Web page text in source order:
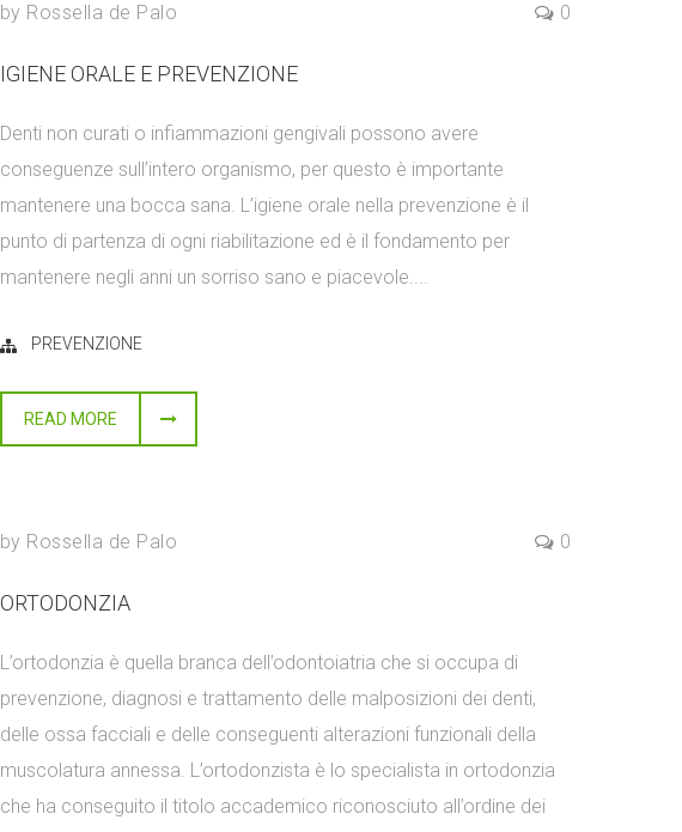
by Rossella de Palo 0
IGIENE ORALE E PREVENZIONE
Denti non curati o infiammazioni gengivali possono avere
conseguenze sull’intero organismo, per questo è importante
mantenere una bocca sana. L’igiene orale nella prevenzione è il
punto di partenza di ogni riabilitazione ed è il fondamento per
mantenere negli anni un sorriso sano e piacevole....
PREVENZIONE
READ MORE
by Rossella de Palo 0
ORTODONZIA
L’ortodonzia è quella branca dell’odontoiatria che si occupa di
prevenzione, diagnosi e trattamento delle malposizioni dei denti,
delle ossa facciali e delle conseguenti alterazioni funzionali della
muscolatura annessa. L’ortodonzista è lo specialista in ortodonzia
che ha conseguito il titolo accademico riconosciuto all’ordine dei